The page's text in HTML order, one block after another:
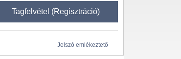
Tagfelvétel (Regisztráció)
Jelszó emlékeztető